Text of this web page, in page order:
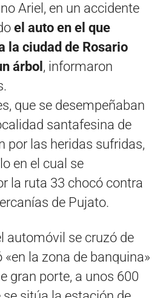
Ariel, en un accidente
el auto en el que
la ciudad de Rosario
árbol , informaron
que se desempeñaban
santafesina de
por las heridas sufridas,
en el cual se
la ruta 33 chocó contra
de Pujato.
automóvil se cruzó de
«en la zona de banquina»
gran porte, a unos 600